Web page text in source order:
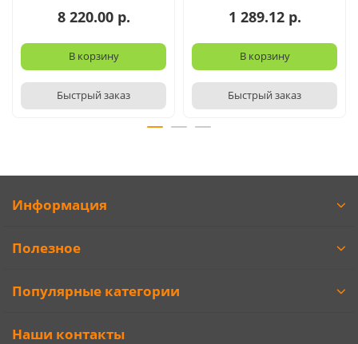
8 220.00 р.
В корзину
Быстрый заказ
1 289.12 р.
В корзину
Быстрый заказ
Информация
Полезное
Популярные категории
Наши контакты